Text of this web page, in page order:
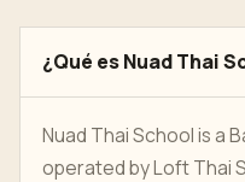
¿Qué es Nuad Thai
Nuad Thai School is a
operated by Loft Thai